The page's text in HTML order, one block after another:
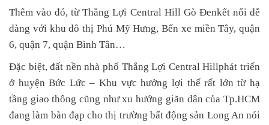
Thêm vào đó, từThắng Lợi Central Hill Gò Đenkết nối dễ
dàng với khu đô thị Phú Mỹ Hưng, Bến xe miền Tây, quận
6, quận 7, quận Bình Tân…
Đặc biệt,đất nền nhà phố Thắng Lợi Central Hillphát triển
ở huyện Bức Lức – Khu vực hưởng lợi thế rất lớn từ hạ
tầng giao thông cũng như xu hướng giãn dân của Tp.HCM
đang làm bàn đạp cho thị trường bất động sản Long An nói